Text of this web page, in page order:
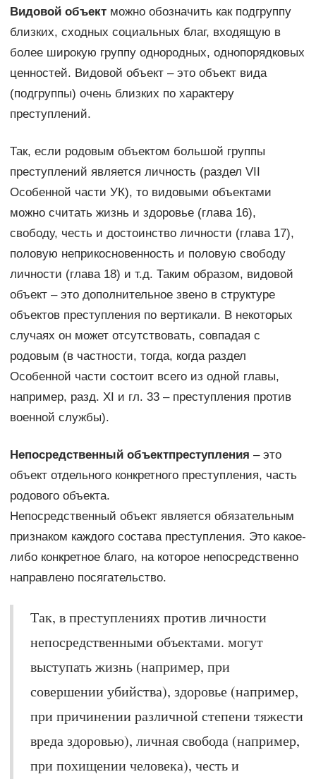
Видовой объектможно обозначить как подгруппу
близких, сходных социальных благ, входящую в
более широкую группу однородных, однопорядковых
ценностей. Видовой объект – это объект вида
(подгруппы) очень близких по характеру
преступлений.
Так, если родовым объектом большой группы
преступлений является личность (раздел VII
Особенной части УК), то видовыми объектами
можно считать жизнь и здоровье (глава 16),
свободу, честь и достоинство личности (глава 17),
половую неприкосновенность и половую свободу
личности (глава 18) и т.д. Таким образом, видовой
объект – это дополнительное звено в структуре
объектов преступления по вертикали. В некоторых
случаях он может отсутствовать, совпадая с
родовым (в частности, тогда, когда раздел
Особенной части состоит всего из одной главы,
например, разд. XI и гл. 33 – преступления против
военной службы).
Непосредственный объектпреступления – это
объект отдельного конкретного преступления, часть
родового объекта.
Непосредственный объект является обязательным
признаком каждого состава преступления. Это какое-
либо конкретное благо, на которое непосредственно
направлено посягательство.
Так, в преступлениях против личности
непосредственными объектами. могут
выступать жизнь (например, при
совершении убийства), здоровье (например,
при причинении различной степени тяжести
вреда здоровью), личная свобода (например,
при похищении человека), честь и